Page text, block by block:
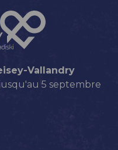
Vallandry
5 septembre